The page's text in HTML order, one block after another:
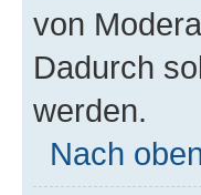
von
Dadurch
werden.
Nach